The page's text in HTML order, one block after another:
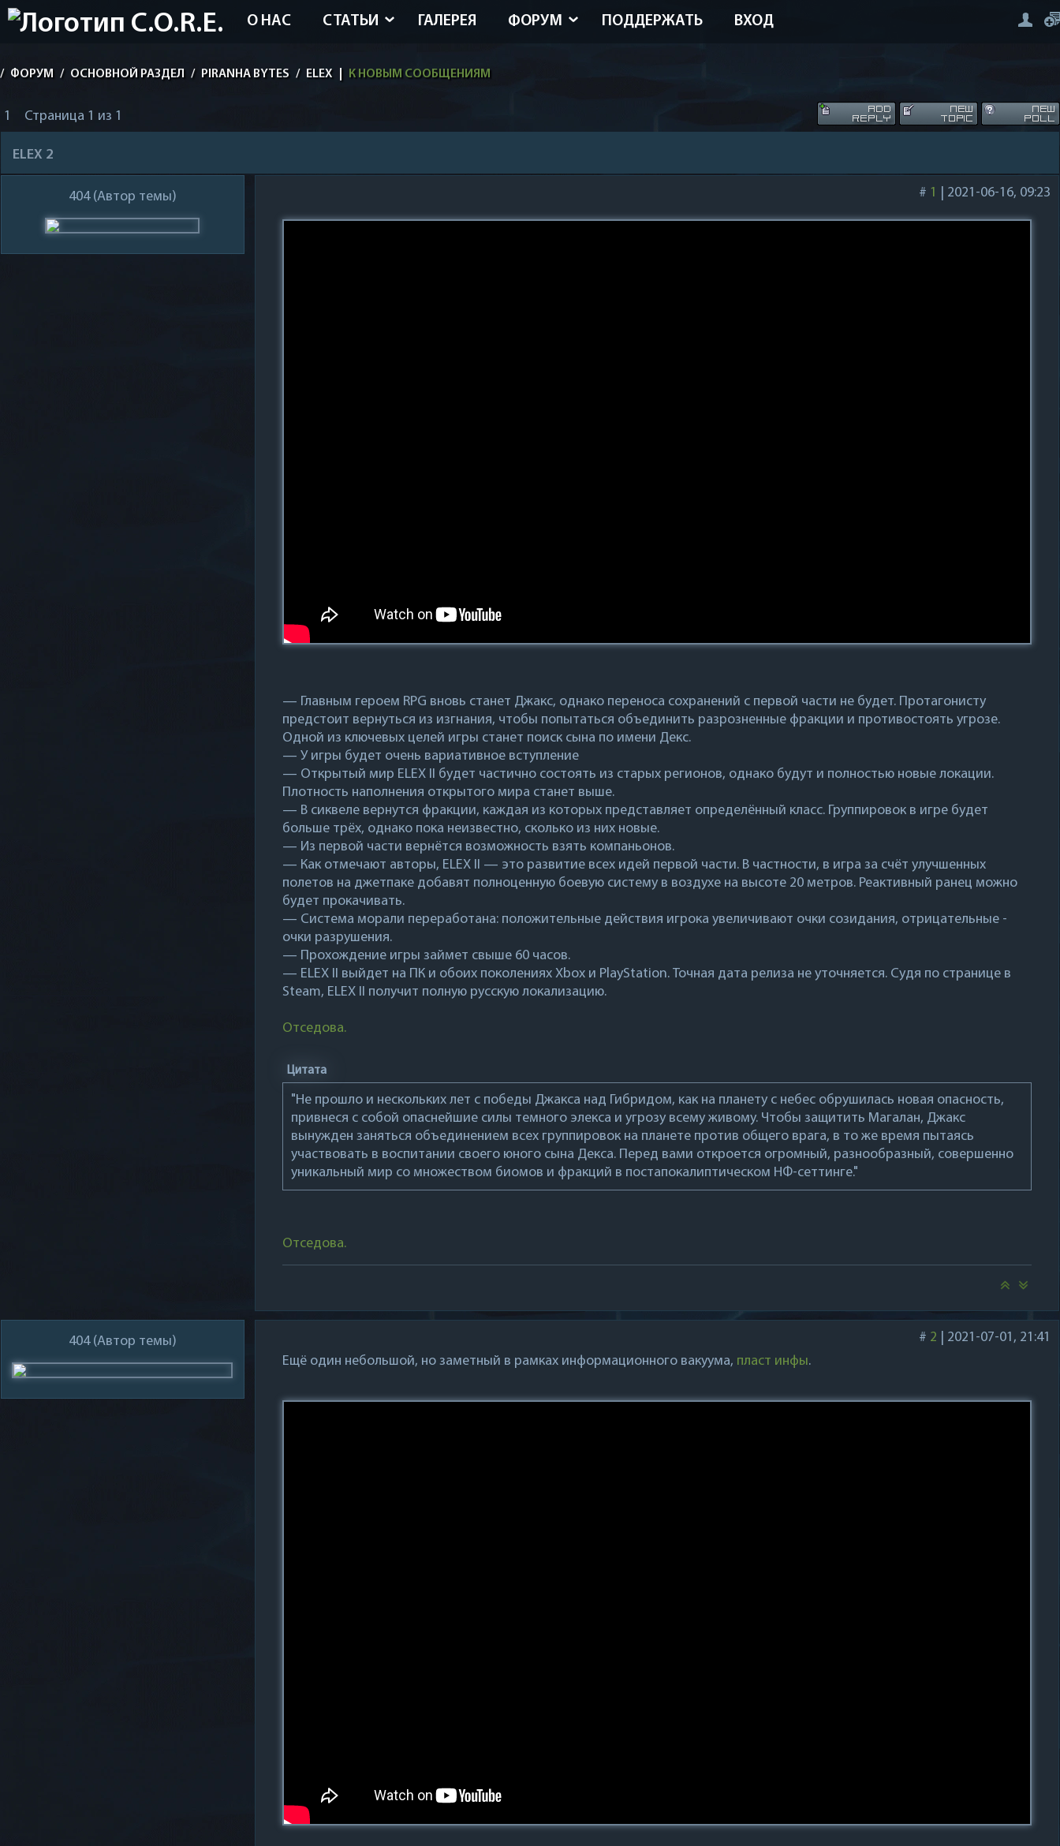
О НАС СТАТЬИ ГАЛЕРЕЯ ФОРУМ ПОДДЕРЖАТЬ ВХОД
/ ФОРУМ / ОСНОВНОЙ РАЗДЕЛ / PIRANHA BYTES / ELEX К НОВЫМ СООБЩЕНИЯМ
Страница 1 из 1
1
ELEX 2
# 1 2021-06-16, 09:23
— Главным героем RPG вновь станет Джакс, однако переноса сохранений с первой части не будет. Протагонисту
предстоит вернуться из изгнания, чтобы попытаться объединить разрозненные фракции и противостоять угрозе.
Одной из ключевых целей игры станет поиск сына по имени Декс.
— У игры будет очень вариативное вступление
— Открытый мир ELEX II будет частично состоять из старых регионов, однако будут и полностью новые локации.
Плотность наполнения открытого мира станет выше.
— В сиквеле вернутся фракции, каждая из которых представляет определённый класс. Группировок в игре будет
больше трёх, однако пока неизвестно, сколько из них новые.
— Из первой части вернётся возможность взять компаньонов.
— Как отмечают авторы, ELEX II — это развитие всех идей первой части. В частности, в игра за счёт улучшенных
полетов на джетпаке добавят полноценную боевую систему в воздухе на высоте 20 метров. Реактивный ранец можно
будет прокачивать.
— Система морали переработана: положительные действия игрока увеличивают очки созидания, отрицательные -
очки разрушения.
— Прохождение игры займет свыше 60 часов.
— ELEX II выйдет на ПК и обоих поколениях Xbox и PlayStation. Точная дата релиза не уточняется. Судя по странице в
Steam, ELEX II получит полную русскую локализацию.
Отседова.
Цитата
"Не прошло и нескольких лет с победы Джакса над Гибридом, как на планету с небес обрушилась новая опасность,
привнеся с собой опаснейшие силы темного элекса и угрозу всему живому. Чтобы защитить Магалан, Джакс
вынужден заняться объединением всех группировок на планете против общего врага, в то же время пытаясь
участвовать в воспитании своего юного сына Декса. Перед вами откроется огромный, разнообразный, совершенно
уникальный мир со множеством биомов и фракций в постапокалиптическом НФ-сеттинге."
Отседова.
404(Автор темы)
# 2
2021-07-01, 21:41
Ещё один небольшой, но заметный в рамках информационного вакуума, пласт инфы.
404(Автор темы)